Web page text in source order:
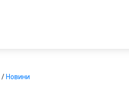
/ Новини